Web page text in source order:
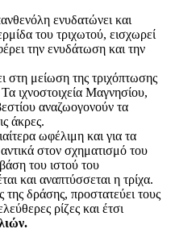
ενυδατώνει και
του τριχωτού, εισχωρεί
την ενυδάτωση και την
στη μείωση της τριχόπτωσης
Τα ιχνοστοιχεία Μαγνησίου,
αναζωογονούν τα
άκρες.
ωφέλιμη και για τα
στον σχηματισμό του
του ιστού του
και αναπτύσσεται η τρίχα.
της δράσης, προστατεύει τους
ρίζες και έτσι